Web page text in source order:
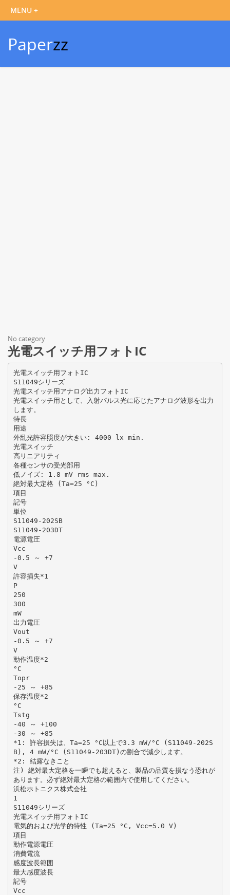
Paperzz
No category
光電スイッチ用フォトIC
光電スイッチ用フォトIC
S11049シリーズ
光電スイッチ用アナログ出力フォトIC
光電スイッチ用として、入射パルス光に応じたアナログ波形を出力
します。
特長
用途
外乱光許容照度が大きい: 4000 lx min.
光電スイッチ
高リニアリティ
各種センサの受光部用
低ノイズ: 1.8 mV rms max.
絶対最大定格 (Ta=25 °C)
項目
記号
単位
S11049-202SB
S11049-203DT
電源電圧
Vcc
-0.5 ～ +7
V
許容損失*1
P
250
300
mW
出力電圧
Vout
-0.5 ～ +7
V
動作温度*2
°C
Topr
-25 ～ +85
保存温度*2
°C
Tstg
-40 ～ +100
-30 ～ +85
*1: 許容損失は、Ta=25 °C以上で3.3 mW/°C (S11049-202S
B), 4 mW/°C (S11049-203DT)の割合で減少します。
*2: 結露なきこと
注) 絶対最大定格を一瞬でも超えると、製品の品質を損なう恐れが
あります。必ず絶対最大定格の範囲内で使用してください。
浜松ホトニクス株式会社
1
S11049シリーズ
光電スイッチ用フォトIC
電気的および光学的特性 (Ta=25 °C, Vcc=5.0 V)
項目
動作電源電圧
消費電流
感度波長範囲
最大感度波長
記号
Vcc